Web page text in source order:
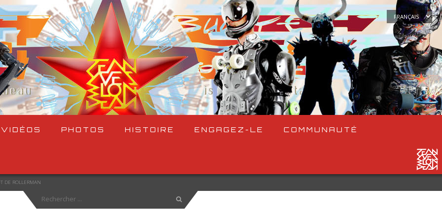
Choisir
une
langue
VIDÉOS PHOTOS HISTOIRE ENGAGEZ-LE COMMUNAUTÉ
DE ROLLERMAN
Rechercher :